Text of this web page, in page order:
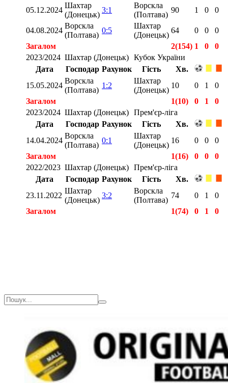
05.12.2024
Шахтар
(Донецьк)
3:1
Ворскла
(Полтава)
90 1 0 0
04.08.2024
Ворскла
(Полтава)
0:5
Шахтар
(Донецьк)
64 0 0
0
Загалом
2(154) 1 0
0
2023/2024 Шахтар (Донецьк) Кубок України
Дата
Господар Рахунок Гість
Хв.
15.05.2024
Ворскла
(Полтава)
1:2
Шахтар
(Донецьк)
10 0 1
0
Загалом
1(10) 0 1
0
2023/2024 Шахтар (Донецьк) Прем'єр-ліга
Дата
Господар Рахунок Гість
Хв.
14.04.2024
Ворскла
(Полтава)
0:1
Шахтар
(Донецьк)
16 0 0
0
Загалом
1(16) 0 0
0
2022/2023 Шахтар (Донецьк) Прем'єр-ліга
Дата
Господар Рахунок Гість
Хв.
23.11.2022
Шахтар
(Донецьк)
3:2
Ворскла
(Полтава)
74 0 1
0
Загалом
1(74) 0 1
0